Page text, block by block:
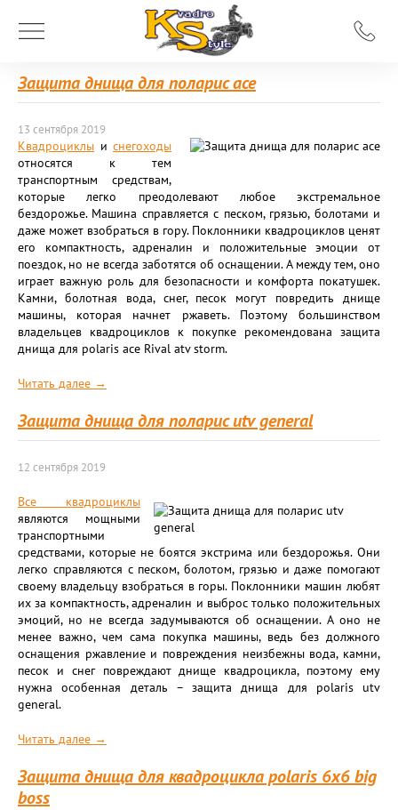
Защита днища для поларис ace
13 сентября 2019
Квадроциклы и снегоходы
относятся к тем
транспортным средствам,
которые легко преодолевают любое экстремальное
бездорожье. Машина справляется с песком, грязью, болотами и
даже может взобраться в гору. Поклонники квадроциклов ценят
его компактность, адреналин и положительные эмоции от
поездок, но не всегда заботятся об оснащении. А между тем, оно
играет важную роль для безопасности и комфорта покатушек.
Камни, болотная вода, снег, песок могут повредить днище
машины, которая начнет ржаветь. Поэтому большинством
владельцев квадроциклов к покупке рекомендована защита
днища для polaris ace Rival atv storm.
Читать далее →
Защита днища для поларис utv general
12 сентября 2019
Все квадроциклы
являются мощными
транспортными
средствами, которые не боятся экстрима или бездорожья. Они
легко справляются с песком, болотом, грязью и даже помогают
своему владельцу взобраться в горы. Поклонники машин любят
их за компактность, адреналин и выброс только положительных
эмоций, но не всегда задумываются об оснащении. А оно не
менее важно, чем сама покупка машины, ведь без должного
оснащения ржавление и повреждения неизбежны вода, камни,
песок и снег повреждают днище квадроцикла, поэтому ему
нужна особенная деталь – защита днища для polaris utv
general.
Читать далее →
Защита днища для квадроцикла polaris 6х6 big
boss